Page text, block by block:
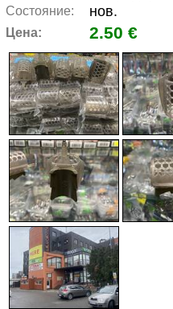
Состояние: нов.
Цена: 2.50 €